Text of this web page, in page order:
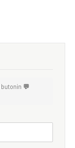
💬